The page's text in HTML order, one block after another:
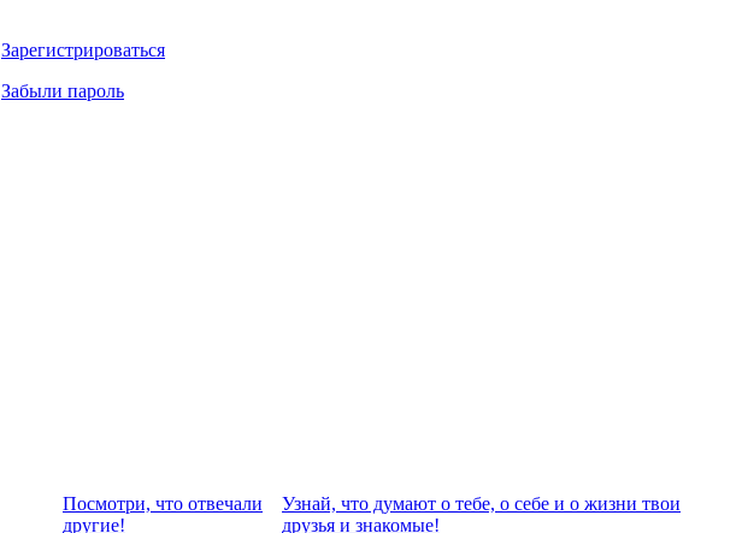
Зарегистрироваться
Забыли пароль
Посмотри, что отвeчали
другие!
Узнай, что думают о тебе, о себе и о жизни твои
друзья и знакомые!